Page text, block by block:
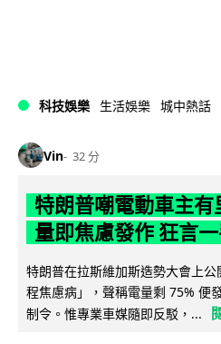
科技娛樂 生活娛樂 城中熱話
Vin 32 分
特朗普嘲電動車主有
量即焦慮發作 狂言
特朗普在拉斯維加斯造勢大會上
程焦慮病」，聲稱電量剩 75% 便
制令。惟專業車媒隨即反駁，...